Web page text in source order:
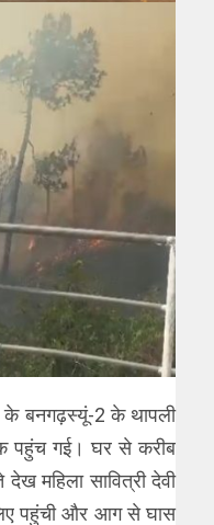
के बनगढ़स्यूं-2 के थापली
पहुंच गई। घर से करीब
महिला सावित्री देवी
पहुंची और आग से घास